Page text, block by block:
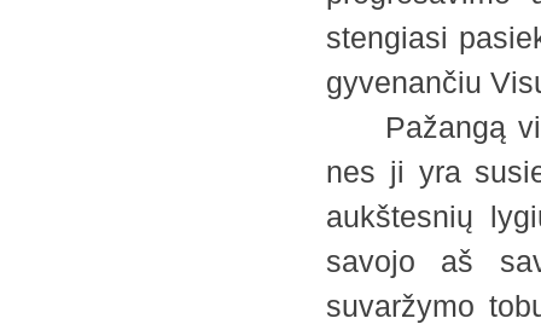
stengiasi
gyvenančiu
Pažangą
nes ji yra
aukštesnių
savojo aš
suvaržymo